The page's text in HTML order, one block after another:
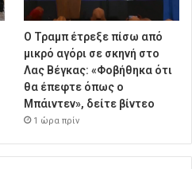
Ο Τραμπ έτρεξε πίσω από
μικρό αγόρι σε σκηνή στο
Λας Βέγκας: «Φοβήθηκα ότι
θα έπεφτε όπως ο
Μπάιντεν», δείτε βίντεο
1 ώρα πρίν